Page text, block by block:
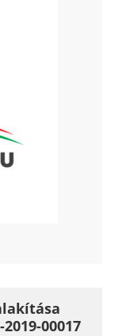
00017